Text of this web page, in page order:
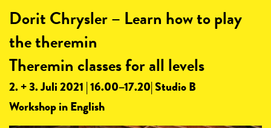
Dorit Chrysler – Learn how to play
the theremin
Theremin classes for all levels
2. + 3. Juli 2021 | 16.00–17.20| Studio B
Workshop in English